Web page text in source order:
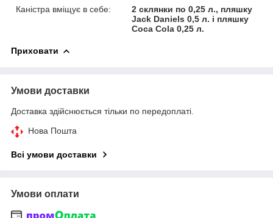
Каністра вміщує в себе:
2 склянки по 0,25 л., пляшку
Jack Daniels 0,5 л. і пляшку
Coca Cola 0,25 л.
Приховати
Умови доставки
Доставка здійснюється тільки по передоплаті.
Нова Пошта
Всі умови доставки
Умови оплати